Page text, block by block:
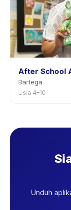
After School
Bartega
Usia 4–10
Unduh